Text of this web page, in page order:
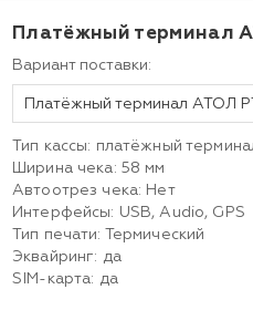
Платёжный терминал
Вариант поставки:
Тип кассы: платёжный
Ширина чека: 58 мм
Автоотрез чека: Нет
Интерфейсы: USB, Audio, GPS
Тип печати: Термический
Эквайринг: да
SIM-карта: да